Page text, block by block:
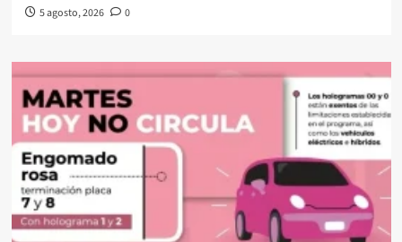
5 agosto, 2026 0